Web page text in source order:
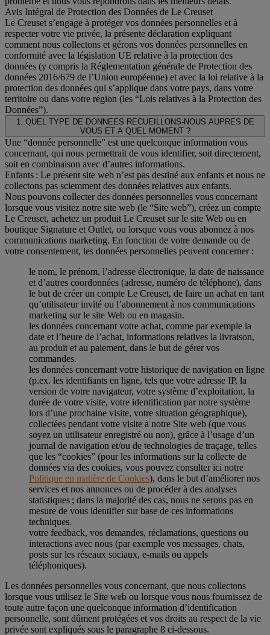
Avis Intégral de Protection des Données de Le Creuset
Le Creuset s’engage à protéger vos données personnelles et à
respecter votre vie privée, la présente déclaration expliquant
comment nous collectons et gérons vos données personnelles en
conformité avec la législation UE relative à la protection des
données (y compris la Réglementation générale de Protection des
données 2016/679 de l’Union européenne) et avec la loi relative à la
protection des données qui s’applique dans votre pays, dans votre
territoire ou dans votre région (les “Lois relatives à la Protection des
Données”).
1. QUEL TYPE DE DONNEES RECUEILLONS-NOUS AUPRES DE
VOUS ET A QUEL MOMENT ?
Une “donnée personnelle” est une quelconque information vous
concernant, qui nous permettrait de vous identifier, soit directement,
soit en combinaison avec d’autres informations.
Enfants : Le présent site web n’est pas destiné aux enfants et nous ne
collectons pas sciemment des données relatives aux enfants.
Nous pouvons collecter des données personnelles vous concernant
lorsque vous visitez notre site web (le “Site web”), créez un compte
Le Creuset, achetez un produit Le Creuset sur le site Web ou en
boutique Signature et Outlet, ou lorsque vous vous abonnez à nos
communications marketing. En fonction de votre demande ou de
votre consentement, les données personnelles peuvent concerner :
le nom, le prénom, l’adresse électronique, la date de naissance
et d’autres coordonnées (adresse, numéro de téléphone), dans
le but de créer un compte Le Creuset, de faire un achat en tant
qu’utilisateur invité ou l’abonnement à nos communications
marketing sur le site Web ou en magasin.
les données concernant votre achat, comme par exemple la
date et l’heure de l’achat, informations relatives la livraison,
au produit et au paiement, dans le but de gérer vos
commandes.
les données concernant votre historique de navigation en ligne
(p.ex. les identifiants en ligne, tels que votre adresse IP, la
version de votre navigateur, votre système d’exploitation, la
durée de votre visite, votre identification par notre système
lors d’une prochaine visite, votre situation géographique),
collectées pendant votre visite à notre Site web (que vous
soyez un utilisateur enregistré ou non), grâce à l’usage d’un
journal de navigation et/ou de technologies de traçage, telles
que les “cookies” (pour les informations sur la collecte de
données via des cookies, vous pouvez consulter ici notre
Politique en matière de Cookies), dans le but d’améliorer nos
services et nos annonces ou de procéder à des analyses
statistiques ; dans la majorité des cas, nous ne serons pas en
mesure de vous identifier sur base de ces informations
techniques.
votre feedback, vos demandes, réclamations, questions ou
interactions avec nous (par exemple vos messages, chats,
posts sur les réseaux sociaux, e-mails ou appels
téléphoniques).
Les données personnelles vous concernant, que nous collectons
lorsque vous utilisez le Site web ou lorsque vous nous fournissez de
toute autre façon une quelconque information d’identification
personnelle, sont dûment protégées et vos droits au respect de la vie
privée sont expliqués sous le paragraphe 8 ci-dessous.